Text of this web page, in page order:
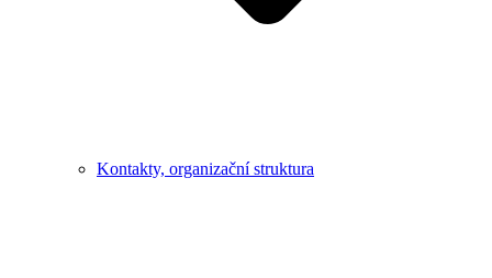
Kontakty, organizační struktura